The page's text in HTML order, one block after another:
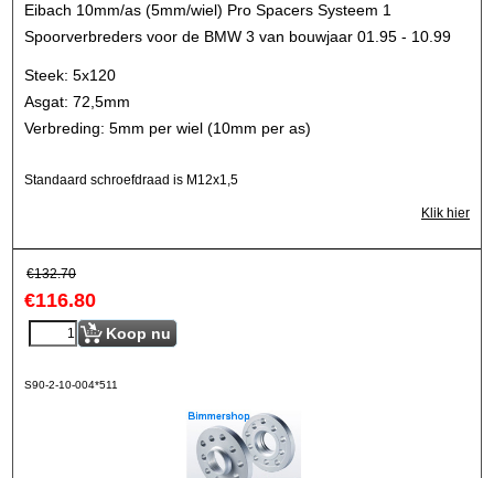
Eibach 10mm/as (5mm/wiel) Pro Spacers Systeem 1
Spoorverbreders voor de BMW 3 van bouwjaar 01.95 - 10.99
Steek: 5x120
Asgat: 72,5mm
Verbreding: 5mm per wiel (10mm per as)
Standaard schroefdraad is M12x1,5
Klik hier
€132.70
€116.80
Koop nu
S90-2-10-004*511